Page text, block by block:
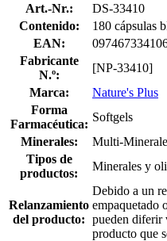
Art.-Nr.:
DS-33410
Contenido:
180 cápsulas
EAN:
Fabricante
N.º:
[NP-33410]
Marca:
Nature's Plus
Forma
Farmacéutica:
Softgels
Minerales:
Multi-
Tipos de
productos:
Minerales y
Relanzamiento
del producto:
Debido a un
empaquetado
pueden diferir
producto que